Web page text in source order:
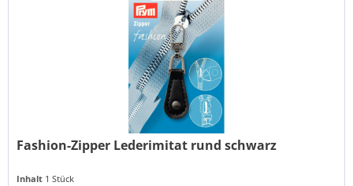
Fashion-Zipper Lederimitat rund schwarz
Inhalt 1 Stück